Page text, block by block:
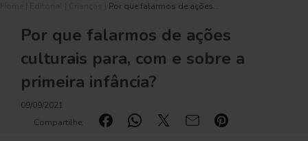
Por que falarmos de ações…
Por que falarmos de ações
culturais para, com e sobre a
primeira infância?
09/09/2021
Compartilhe: